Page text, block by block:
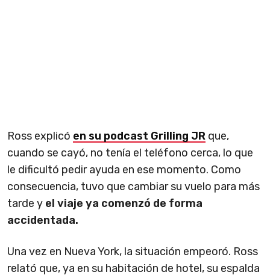
Ross explicó en su podcast Grilling JR que,
cuando se cayó, no tenía el teléfono cerca, lo que
le dificultó pedir ayuda en ese momento. Como
consecuencia, tuvo que cambiar su vuelo para más
tarde y el viaje ya comenzó de forma
accidentada.
Una vez en Nueva York, la situación empeoró. Ross
relató que, ya en su habitación de hotel, su espalda